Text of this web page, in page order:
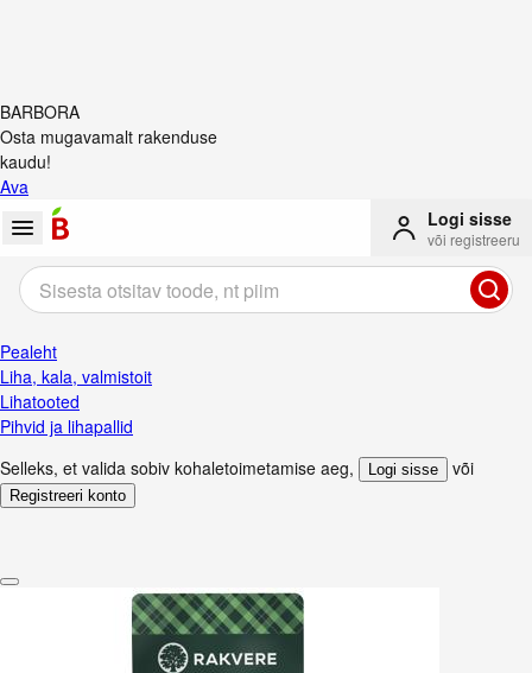
BARBORA
Osta mugavamalt rakenduse
kaudu!
Ava
Logi sisse
või registreeru
Pealeht
Liha, kala, valmistoit
Lihatooted
Pihvid ja lihapallid
Selleks, et valida sobiv kohaletoimetamise aeg, Logi sisse või
Registreeri konto